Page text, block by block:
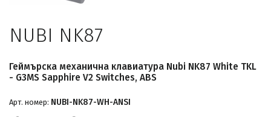
NUBI NK87
Геймърскa механична клавиатура Nubi NK87 White TKL
- G3MS Sapphire V2 Switches, ABS
Арт. номер: NUBI-NK87-WH-ANSI